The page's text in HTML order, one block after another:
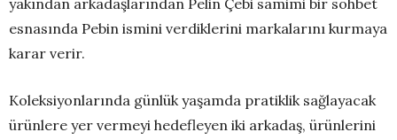
yakından arkadaşlarından Pelin Çebi samimi bir sohbet
esnasında Pebin ismini verdiklerini markalarını kurmaya
karar verir.
Koleksiyonlarında günlük yaşamda pratiklik sağlayacak
ürünlere yer vermeyi hedefleyen iki arkadaş, ürünlerini